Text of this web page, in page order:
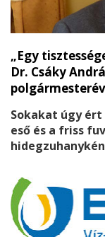
„Egy
Dr. Csáky
Sokakat úgy
eső és a friss
polgármesterük